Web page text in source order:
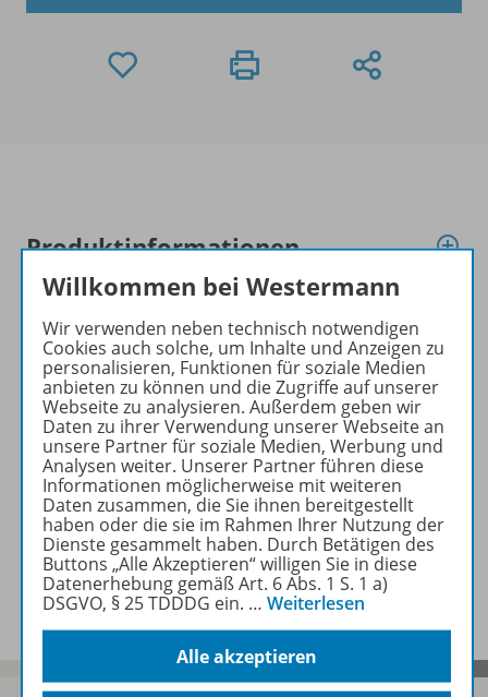
Produktinformationen
Beschreibung
Lizenzbedingungen
Zugehörige Produkte
Benachrichtigungs-Service
Willkommen bei Westermann
Wir verwenden neben technisch notwendigen
Cookies auch solche, um Inhalte und Anzeigen zu
personalisieren, Funktionen für soziale Medien
anbieten zu können und die Zugriffe auf unserer
Webseite zu analysieren. Außerdem geben wir
Daten zu ihrer Verwendung unserer Webseite an
unsere Partner für soziale Medien, Werbung und
Analysen weiter. Unserer Partner führen diese
Informationen möglicherweise mit weiteren
Daten zusammen, die Sie ihnen bereitgestellt
haben oder die sie im Rahmen Ihrer Nutzung der
Dienste gesammelt haben. Durch Betätigen des
Buttons „Alle Akzeptieren“ willigen Sie in diese
Datenerhebung gemäß Art. 6 Abs. 1 S. 1 a)
DSGVO, § 25 TDDDG ein. … Weiterlesen
Alle akzeptieren